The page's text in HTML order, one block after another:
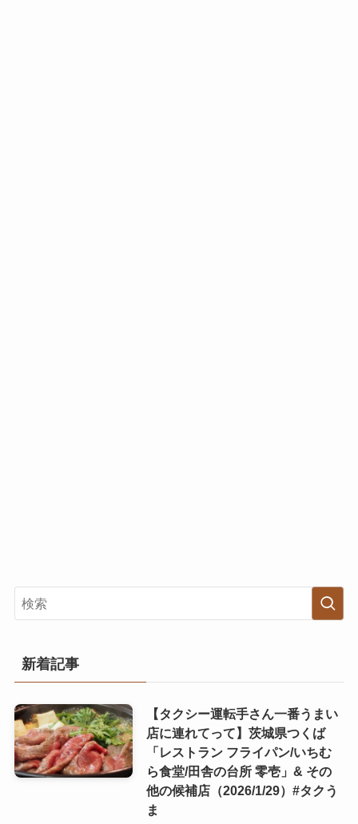
新着記事
【タクシー運転手さん一番うまい
店に連れてって】茨城県つくば
「レストラン フライパン/いちむ
ら食堂/田舎の台所 零壱」& その
他の候補店（2026/1/29）#タクう
ま